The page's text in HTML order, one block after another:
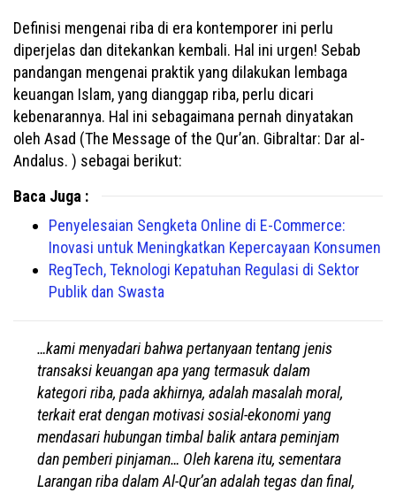
Definisi mengenai riba di era kontemporer ini perlu
diperjelas dan ditekankan kembali. Hal ini urgen! Sebab
pandangan mengenai praktik yang dilakukan lembaga
keuangan Islam, yang dianggap riba, perlu dicari
kebenarannya. Hal ini sebagaimana pernah dinyatakan
oleh Asad (The Message of the Qur’an. Gibraltar: Dar al-
Andalus. ) sebagai berikut:
Baca Juga :
Penyelesaian Sengketa Online di E-Commerce:
Inovasi untuk Meningkatkan Kepercayaan Konsumen
RegTech, Teknologi Kepatuhan Regulasi di Sektor
Publik dan Swasta
…kami menyadari bahwa pertanyaan tentang jenis
transaksi keuangan apa yang termasuk dalam
kategori riba, pada akhirnya, adalah masalah moral,
terkait erat dengan motivasi sosial-ekonomi yang
mendasari hubungan timbal balik antara peminjam
dan pemberi pinjaman… Oleh karena itu, sementara
Larangan riba dalam Al-Qur’an adalah tegas dan final,